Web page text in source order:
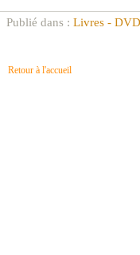
Publié dans : Livres -
Retour à l'accueil